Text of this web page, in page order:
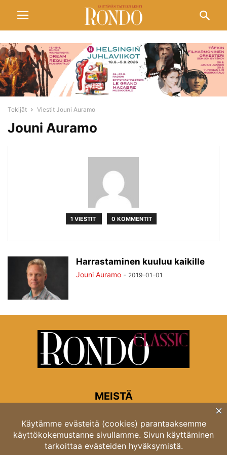
Tekijät Viestit Jouni Auramo
Jouni Auramo
1 VIESTIT 0 KOMMENTIT
Harrastaminen kuuluu kaikille
Jouni Auramo - 2019-01-01
MEISTÄ
Rondon toimitus
Opastinsilta 6A 00520 Helsinki
Asiakaspalvelu: puh. 03 4246 5318
asiakaspalvelu@rondo.fi